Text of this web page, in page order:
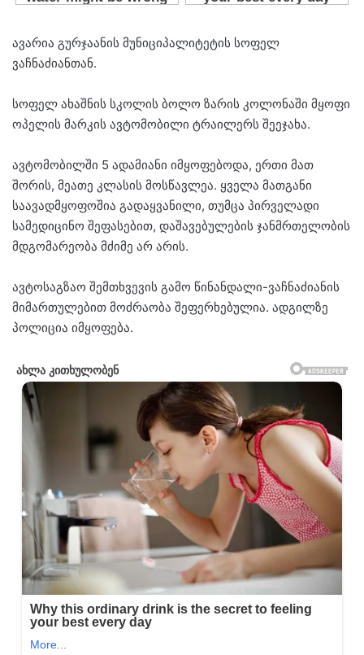
ავარია გურჯაანის მუნიციპალიტეტის სოფელ
ვაჩნაძიანთან.
სოფელ ახაშნის სკოლის ბოლო ზარის კოლონაში მყოფი
ოპელის მარკის ავტომობილი ტრაილერს შეეჯახა.
ავტომობილში 5 ადამიანი იმყოფებოდა, ერთი მათ
შორის, მეათე კლასის მოსწავლეა. ყველა მათგანი
საავადმყოფოშია გადაყვანილი, თუმცა პირველადი
სამედიცინო შეფასებით, დაშავებულების ჯანმრთელობის
მდგომარეობა მძიმე არ არის.
ავტოსაგზაო შემთხვევის გამო წინანდალი-ვაჩნაძიანის
მიმართულებით მოძრაობა შეფერხებულია. ადგილზე
პოლიცია იმყოფება.